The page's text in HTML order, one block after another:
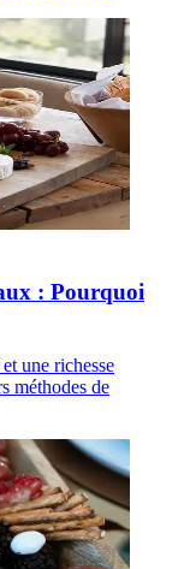
: Pourquoi
une richesse
méthodes de